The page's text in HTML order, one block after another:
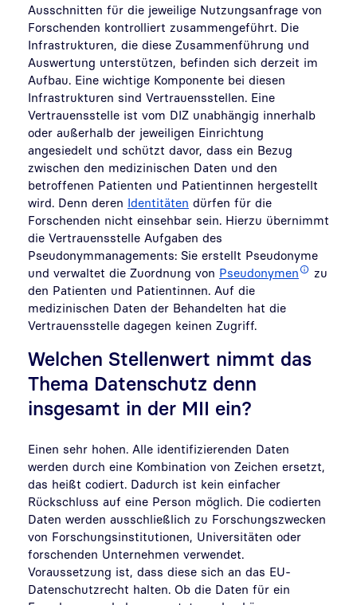
Ausschnitten für die jeweilige Nutzungsanfrage von
Forschenden kontrolliert zusammengeführt. Die
Infrastrukturen, die diese Zusammenführung und
Auswertung unterstützen, befinden sich derzeit im
Aufbau. Eine wichtige Komponente bei diesen
Infrastrukturen sind Vertrauensstellen. Eine
Vertrauensstelle ist vom DIZ unabhängig innerhalb
oder außerhalb der jeweiligen Einrichtung
angesiedelt und schützt davor, dass ein Bezug
zwischen den medizinischen Daten und den
betroffenen Patienten und Patientinnen hergestellt
wird. Denn deren Identitäten dürfen für die
Forschenden nicht einsehbar sein. Hierzu übernimmt
die Vertrauensstelle Aufgaben des
Pseudonymmanagements: Sie erstellt Pseudonyme
und verwaltet die Zuordnung von Pseudonymen
zu
den Patienten und Patientinnen. Auf die
medizinischen Daten der Behandelten hat die
Vertrauensstelle dagegen keinen Zugriff.
Welchen Stellenwert nimmt das
Thema Datenschutz denn
insgesamt in der MII ein?
Einen sehr hohen. Alle identifizierenden Daten
werden durch eine Kombination von Zeichen ersetzt,
das heißt codiert. Dadurch ist kein einfacher
Rückschluss auf eine Person möglich. Die codierten
Daten werden ausschließlich zu Forschungszwecken
von Forschungsinstitutionen, Universitäten oder
forschenden Unternehmen verwendet.
Voraussetzung ist, dass diese sich an das EU-
Datenschutzrecht halten. Ob die Daten für ein